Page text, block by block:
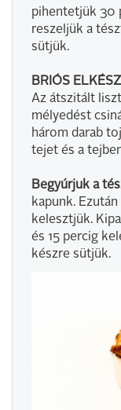
pihentetjük 30
reszeljük a
sütjük.
BRIÓS
Az átszitált
mélyedést
három darab
tejet és a
Begyúrjuk a
kapunk.
kelesztjük.
és 15 percig
készre sütjük.